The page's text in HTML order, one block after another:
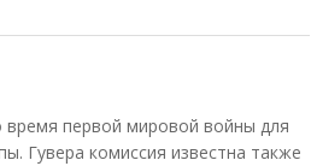
первой мировой войны для
Гувера комиссия известна также